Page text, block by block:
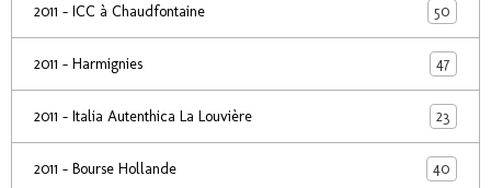
2011 - ICC à Chaudfontaine 50
2011 - Harmignies 47
2011 - Italia Autenthica La Louvière 23
2011 - Bourse Hollande 40